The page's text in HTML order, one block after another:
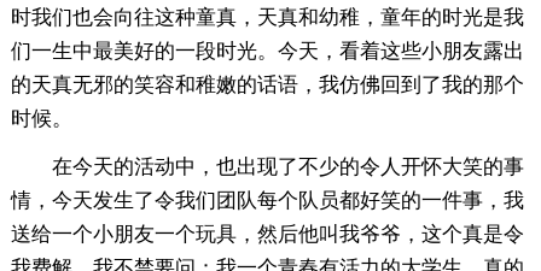
时我们也会向往这种童真，天真和幼稚，童年的时光是我
们一生中最美好的一段时光。今天，看着这些小朋友露出
的天真无邪的笑容和稚嫩的话语，我仿佛回到了我的那个
时候。
在今天的活动中，也出现了不少的令人开怀大笑的事
情，今天发生了令我们团队每个队员都好笑的一件事，我
送给一个小朋友一个玩具，然后他叫我爷爷，这个真是令